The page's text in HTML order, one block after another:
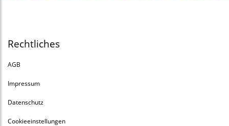
Rechtliches
AGB
Impressum
Datenschutz
Cookieeinstellungen